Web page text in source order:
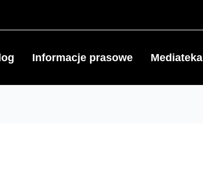
Informacje prasowe Mediateka